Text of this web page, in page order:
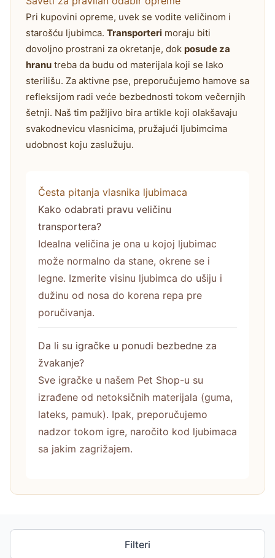
Pri kupovini opreme, uvek se vodite veličinom i
starošću ljubimca. Transporteri moraju biti
dovoljno prostrani za okretanje, dok posude za
hranu treba da budu od materijala koji se lako
sterilišu. Za aktivne pse, preporučujemo hamove sa
refleksijom radi veće bezbednosti tokom večernjih
šetnji. Naš tim pažljivo bira artikle koji olakšavaju
svakodnevicu vlasnicima, pružajući ljubimcima
udobnost koju zaslužuju.
Česta pitanja vlasnika ljubimaca
Kako odabrati pravu veličinu
transportera?
Idealna veličina je ona u kojoj ljubimac
može normalno da stane, okrene se i
legne. Izmerite visinu ljubimca do ušiju i
dužinu od nosa do korena repa pre
poručivanja.
Da li su igračke u ponudi bezbedne za
žvakanje?
Sve igračke u našem Pet Shop-u su
izrađene od netoksičnih materijala (guma,
lateks, pamuk). Ipak, preporučujemo
nadzor tokom igre, naročito kod ljubimaca
sa jakim zagrižajem.
Filteri